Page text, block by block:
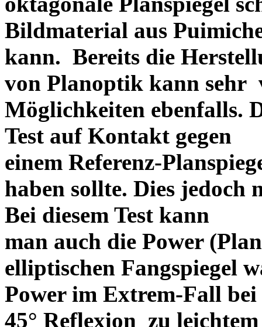
Bildmaterial aus
kann. Bereits die
von Planoptik kann sehr
Möglichkeiten ebenfalls.
Test auf Kontakt gegen
einem Referenz-
haben sollte. Dies jedoch
Bei diesem Test kann
man auch die Power
elliptischen Fangspiegel
Power im Extrem-Fall bei
45° Reflexion zu